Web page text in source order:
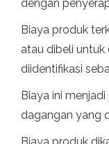
dengan
Biaya produk
atau dibeli untuk
diidentifikasi
Biaya ini
dagangan yang